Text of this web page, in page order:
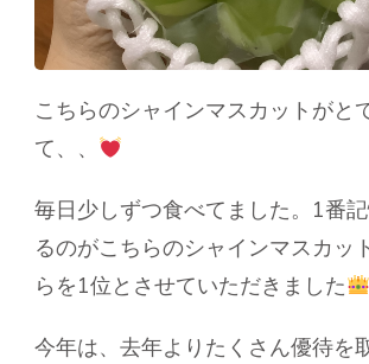
こちらのシャインマスカットがと
て、、
毎日少しずつ食べてました。1番
るのがこちらのシャインマスカッ
らを1位とさせていただきました
今年は、去年よりたくさん優待を